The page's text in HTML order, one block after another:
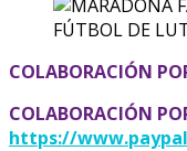
COLABORACIÓN
COLABORACIÓN
https://